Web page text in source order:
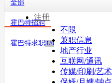
注册
全部
霍巴特招聘
霍巴特求职370
不限
兼职信息
地产行业
互联网/通讯
传媒/印刷/艺